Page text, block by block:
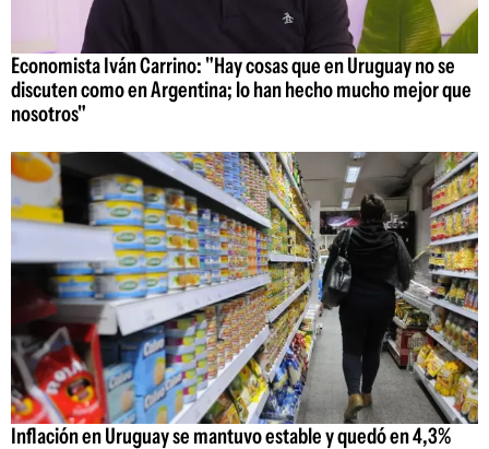
Economista Iván Carrino: "Hay cosas que en Uruguay no se
discuten como en Argentina; lo han hecho mucho mejor que
nosotros"
Inflación en Uruguay se mantuvo estable y quedó en 4,3%